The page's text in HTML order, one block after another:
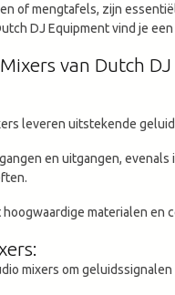
of mengtafels, zijn
DJ Equipment vind je
van Dutch
leveren uitstekende
en uitgangen,
hoogwaardige materialen en
mixers om